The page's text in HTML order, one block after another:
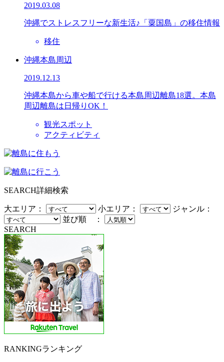
2019.03.08
沖縄でストレスフリーな新生活♪「粟国島」の移住情報
移住
沖縄本島周辺
2019.12.13
沖縄本島から車や船で行ける本島周辺離島18選。本島
周辺離島は日帰りOK！
観光スポット
アクティビティ
SEARCH詳細検索
大エリア： 小エリア：
ジャンル：
並び順 ：
SEARCH
RANKINGランキング